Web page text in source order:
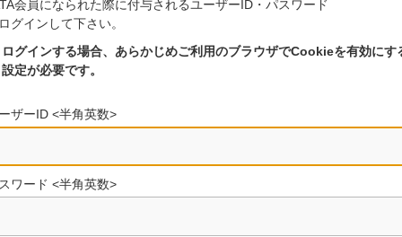
会員になられた際に付与されるユーザーID・パスワード
グインして下さい。
ログインする場合、あらかじめご利用のブラウザでCookieを有効にす
設定が必要です。
ザーID <半角英数>
ワード <半角英数>